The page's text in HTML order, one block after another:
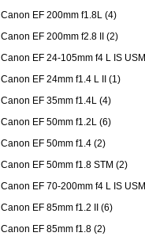
Canon EF 200mm f1.8L (4)
Canon EF 200mm f2.8 II
(2)
Canon EF 24-105mm f4 L IS USM
Canon EF 24mm f1.4 L II
(1)
Canon EF 35mm f1.4L (4)
Canon EF 50mm f1.2L (6)
Canon EF 50mm f1.4 (2)
Canon EF 50mm f1.8 STM (2)
Canon EF 70-200mm f4 L IS USM
Canon EF 85mm f1.2 II
(6)
Canon EF 85mm f1.8 (2)